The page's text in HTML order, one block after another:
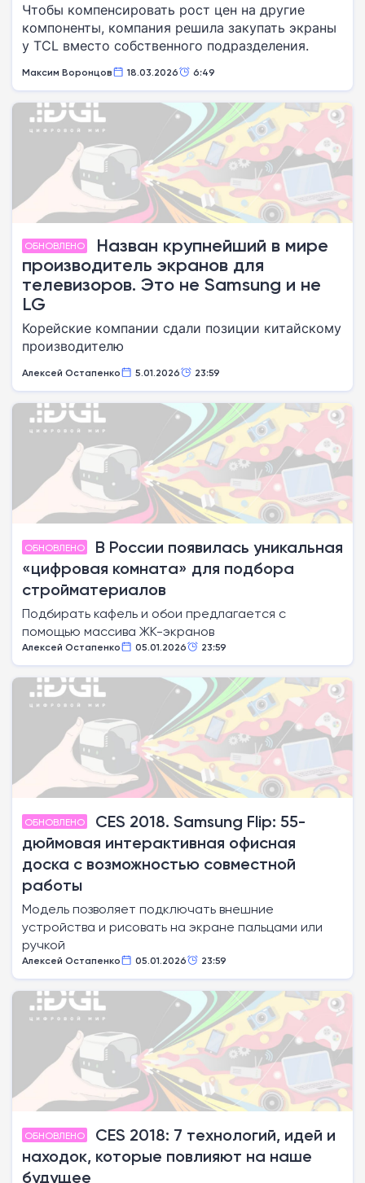
Чтобы компенсировать рост цен на другие
компоненты, компания решила закупать экраны
у TCL вместо собственного подразделения.
Максим Воронцов 18.03.2026 6:49
ОБНОВЛЕНО
Назван крупнейший в мире
производитель экранов для
телевизоров. Это не Samsung и не
LG
Корейские компании сдали позиции китайскому
производителю
Алексей Остапенко 5.01.2026 23:59
ОБНОВЛЕНО
В России появилась уникальная
«цифровая комната» для подбора
стройматериалов
Подбирать кафель и обои предлагается с
помощью массива ЖК-экранов
Алексей Остапенко 05.01.2026 23:59
ОБНОВЛЕНО
CES 2018. Samsung Flip: 55-
дюймовая интерактивная офисная
доска с возможностью совместной
работы
Модель позволяет подключать внешние
устройства и рисовать на экране пальцами или
ручкой
Алексей Остапенко 05.01.2026 23:59
ОБНОВЛЕНО
CES 2018: 7 технологий, идей и
находок, которые повлияют на наше
будущее